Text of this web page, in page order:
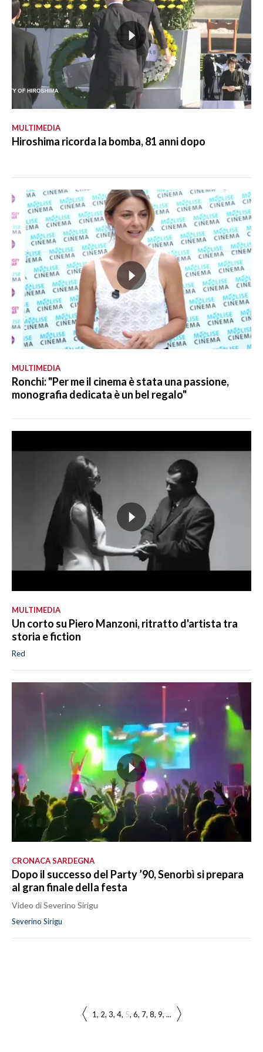
MULTIMEDIA
Hiroshima ricorda la bomba, 81 anni dopo
MULTIMEDIA
Ronchi: "Per me il cinema è stata una passione,
monografia dedicata è un bel regalo"
MULTIMEDIA
Un corto su Piero Manzoni, ritratto d'artista tra
storia e fiction
Red
CRONACA SARDEGNA
Dopo il successo del Party ’90, Senorbì si prepara
al gran finale della festa
Video di Severino Sirigu
Severino Sirigu
1 2 3 4 5 6 7 8 9 ...